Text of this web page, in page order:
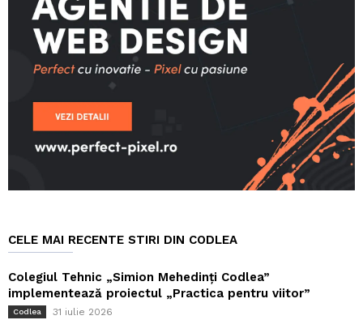
CELE MAI RECENTE STIRI DIN CODLEA
Colegiul Tehnic „Simion Mehedinți Codlea”
implementează proiectul „Practica pentru viitor”
Codlea 31 iulie 2026